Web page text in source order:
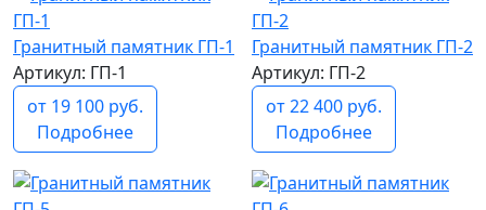
Гранитный памятник ГП-1
Артикул: ГП-1
от 19 100 руб.
Подробнее
Гранитный памятник ГП-2
Артикул: ГП-2
от 22 400 руб.
Подробнее